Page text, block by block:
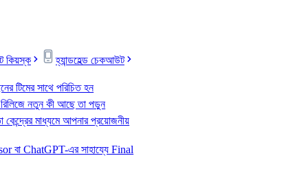
কিয়স্ক হ্যান্ডহেল্ড চেকআউট
টিমের সাথে পরিচিত হন
রিলিজে নতুন কী আছে তা পড়ুন
কেন্দ্রের মাধ্যমে আপনার প্রয়োজনীয়
বা ChatGPT-এর সাহায্যে Final